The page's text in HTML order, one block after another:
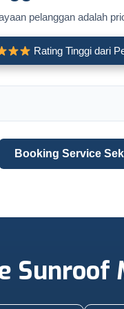
pelanggan adalah
Rating Tinggi dari
Booking Service
Sunroof